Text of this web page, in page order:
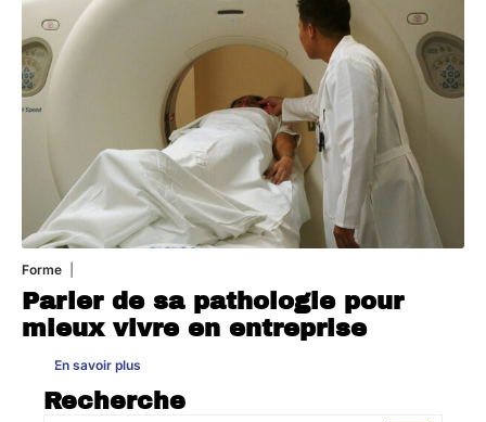
Forme
Parler de sa pathologie pour
mieux vivre en entreprise
En savoir plus
Recherche